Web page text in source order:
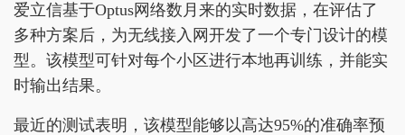
爱立信基于Optus网络数月来的实时数据，在评估了
多种方案后，为无线接入网开发了一个专门设计的模
型。该模型可针对每个小区进行本地再训练，并能实
时输出结果。
最近的测试表明，该模型能够以高达95%的准确率预